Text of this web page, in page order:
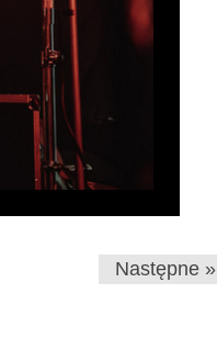
Następne »